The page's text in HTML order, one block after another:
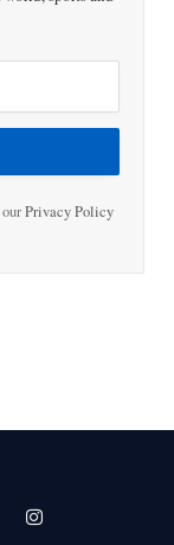
Privacy Policy
Instagram